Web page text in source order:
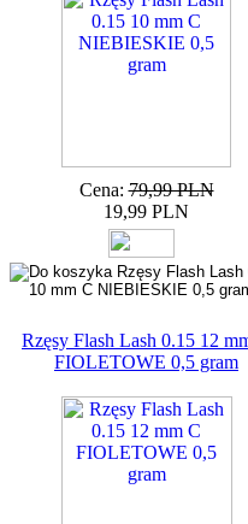
Cena: 79,99 PLN
19,99 PLN
Rzęsy Flash Lash 0.15 12
FIOLETOWE 0,5 gram